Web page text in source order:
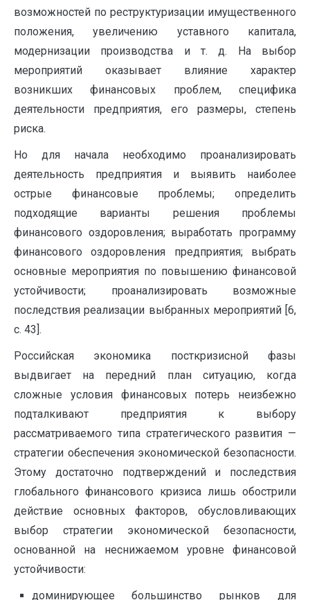
возможностей по реструктуризации имущественного
положения, увеличению уставного капитала,
модернизации производства и т. д. На выбор
мероприятий оказывает влияние характер
возникших финансовых проблем, специфика
деятельности предприятия, его размеры, степень
риска.
Но для начала необходимо проанализировать
деятельность предприятия и выявить наиболее
острые финансовые проблемы; определить
подходящие варианты решения проблемы
финансового оздоровления; выработать программу
финансового оздоровления предприятия; выбрать
основные мероприятия по повышению финансовой
устойчивости; проанализировать возможные
последствия реализации выбранных мероприятий [6,
c. 43].
Российская экономика посткризисной фазы
выдвигает на передний план ситуацию, когда
сложные условия финансовых потерь неизбежно
подталкивают предприятия к выбору
рассматриваемого типа стратегического развития —
стратегии обеспечения экономической безопасности.
Этому достаточно подтверждений и последствия
глобального финансового кризиса лишь обострили
действие основных факторов, обусловливающих
выбор стратегии экономической безопасности,
основанной на неснижаемом уровне финансовой
устойчивости:
доминирующее большинство рынков для